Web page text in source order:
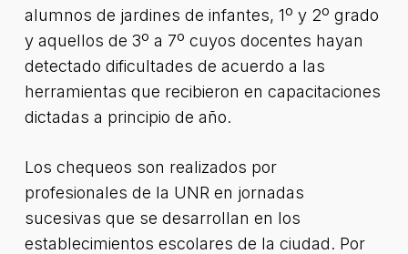
alumnos de jardines de infantes, 1º y 2º grado
y aquellos de 3º a 7º cuyos docentes hayan
detectado dificultades de acuerdo a las
herramientas que recibieron en capacitaciones
dictadas a principio de año.
Los chequeos son realizados por
profesionales de la UNR en jornadas
sucesivas que se desarrollan en los
establecimientos escolares de la ciudad. Por